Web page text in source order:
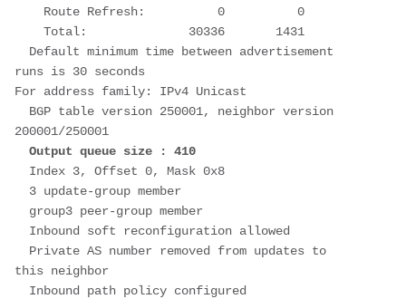
Route Refresh:          0          0
Total:              30336       1431
Default minimum time between advertisement
runs is 30 seconds
For address family: IPv4 Unicast
BGP table version 250001, neighbor version
200001/250001
Output queue size : 410
Index 3, Offset 0, Mask 0x8
3 update-group member
group3 peer-group member
Inbound soft reconfiguration allowed
Private AS number removed from updates to
this neighbor
Inbound path policy configured